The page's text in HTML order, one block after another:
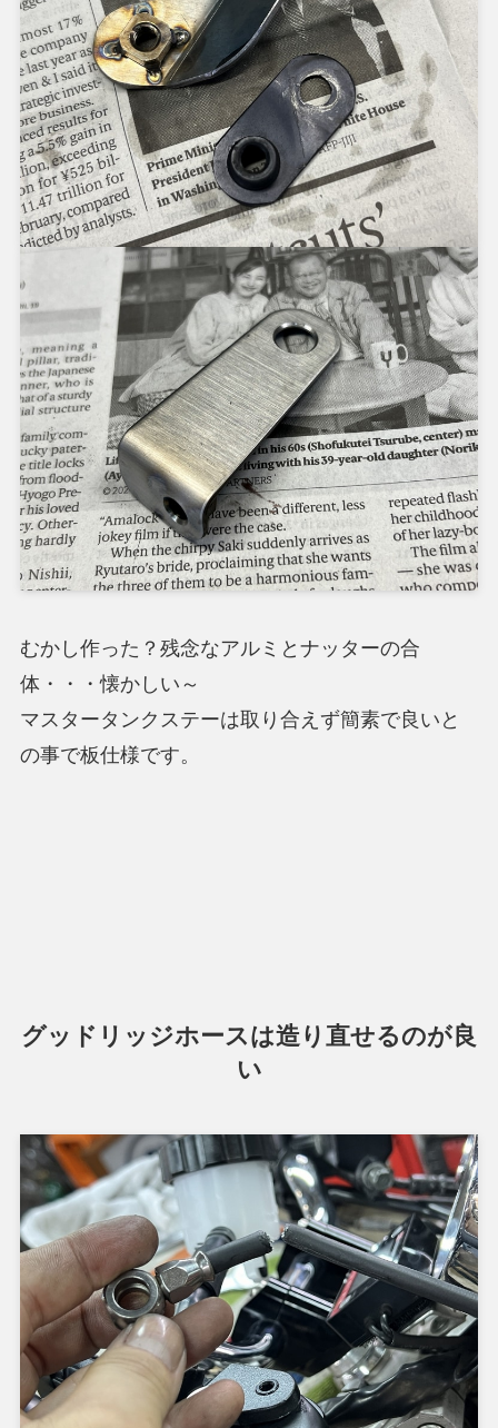
むかし作った？残念なアルミとナッターの合
体・・・懐かしい～
マスタータンクステーは取り合えず簡素で良いと
の事で板仕様です。
グッドリッジホースは造り直せるのが良
い